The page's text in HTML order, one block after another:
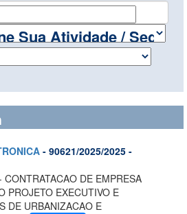
- 90621/2025/2025 -
DE EMPRESA
PROJETO EXECUTIVO E
DE URBANIZACAO E